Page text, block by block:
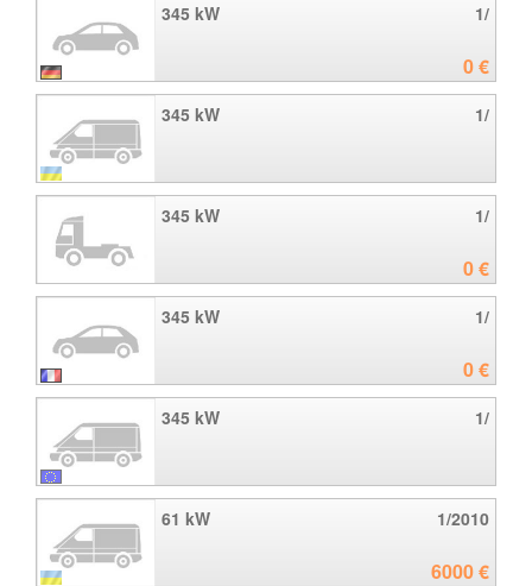
345 kW 1/
0 €
345 kW 1/
345 kW 1/
0 €
345 kW 1/
0 €
345 kW 1/
61 kW 1/2010
6000 €